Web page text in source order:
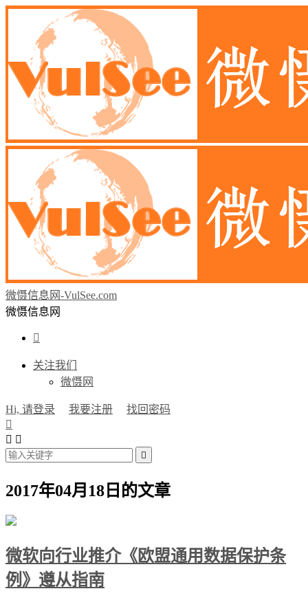
微慑信息网-VulSee.com
微慑信息网

关注我们
微慑网
Hi, 请登录 我要注册
找回密码

 

2017年04月18日的文章
微软向行业推介《欧盟通用数据保护条
例》遵从指南